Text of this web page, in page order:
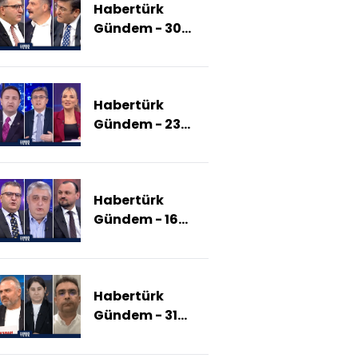
Nereye
Uzanacak?)
Habertürk
Gündem - 30
(İmralı
Açıklanacak
Mı?)
Habertürk
Gündem - 23
(İmralı Ziyareti
Habertürk
Gündem - 16
(İmralı'ya Gidiş
Diyor?)
Habertürk
Gündem - 31
(Ankara-Pekin